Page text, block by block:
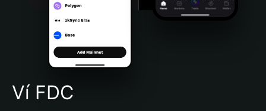
Português (Brasil)
Español (Argentina)
Ví FDC